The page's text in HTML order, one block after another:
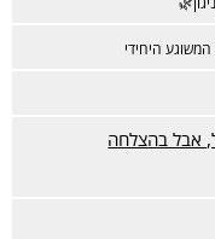
המשוגע היחידי
אבל בהצלחה